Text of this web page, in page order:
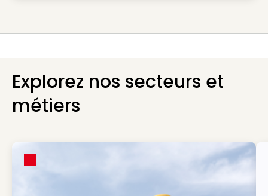
Explorez nos secteurs et
métiers